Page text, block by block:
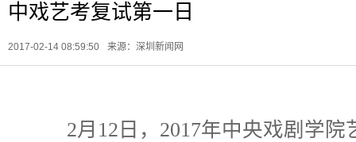
中戏艺考复试第一日
2017-02-14 08:59:50 来源：深圳新闻网
2月12日，2017年中央戏剧学院